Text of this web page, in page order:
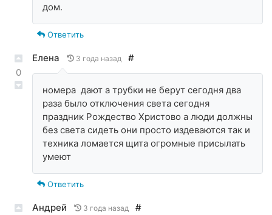
дом.
Ответить
0
Елена 3 года назад #
номера дают а трубки не берут сегодня два
раза было отключения света сегодня
праздник Рождество Христово а люди должны
без света сидеть они просто издеваются так и
техника ломается щита огромные присылать
умеют
Ответить
Андрей 3 года назад #